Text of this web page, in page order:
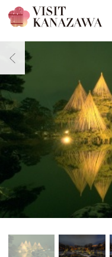
观光信息
旅行方案
Travel Trade and Media
Languages